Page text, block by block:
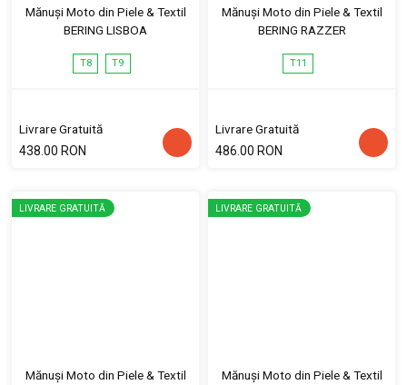
Mănuși Moto din Piele & Textil
BERING LISBOA
T8 T9
Livrare Gratuită
438.00 RON
Mănuși Moto din Piele & Textil
BERING RAZZER
T11
Livrare Gratuită
486.00 RON
LIVRARE GRATUITĂ
Mănuși Moto din Piele & Textil
LIVRARE GRATUITĂ
Mănuși Moto din Piele & Textil